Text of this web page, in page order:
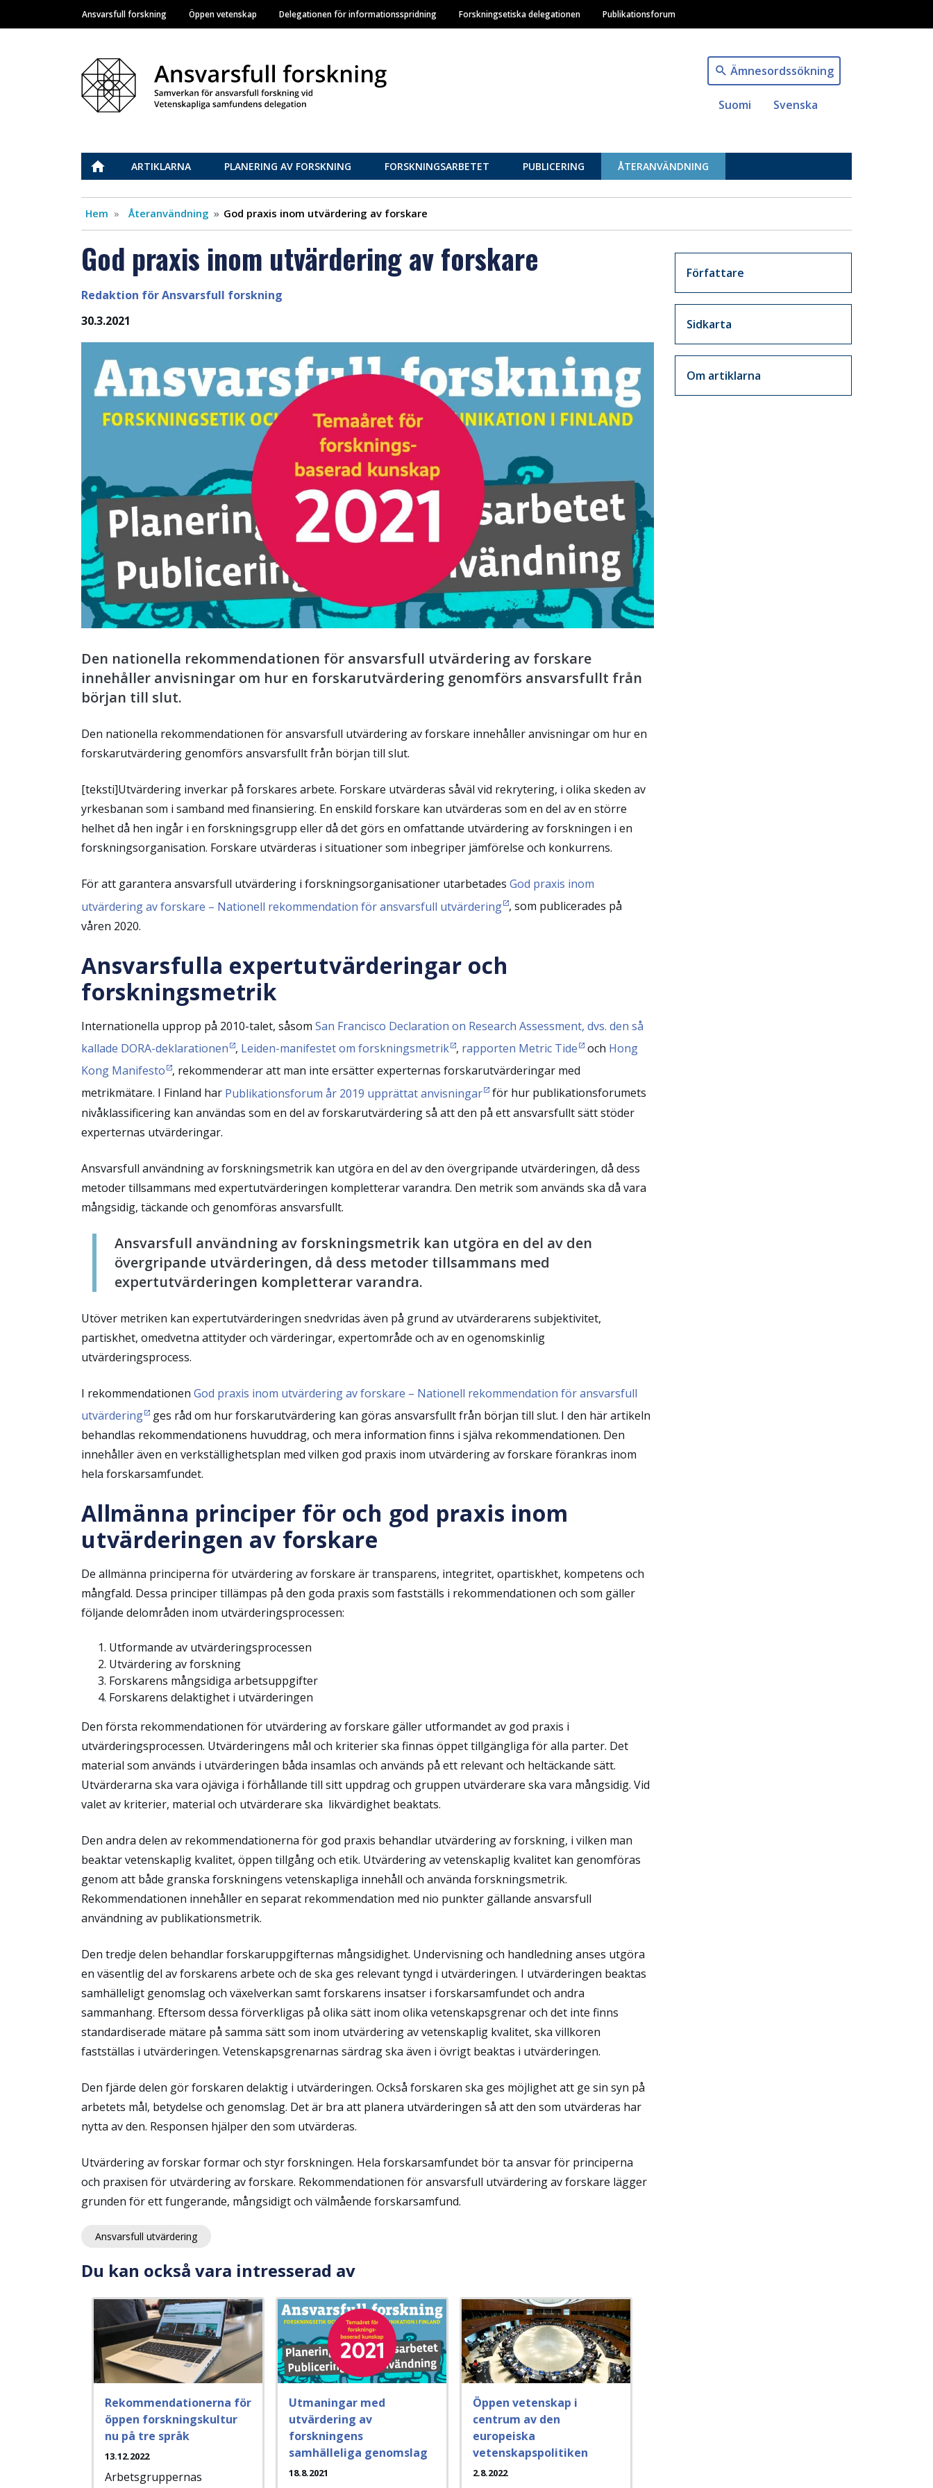
Hoppa
till
Main navigation
Ansvarsfull forskning Öppen vetenskap Delegationen för informationsspridning Forskningsetiska delegationen Publikationsforum
Ämnesordssökning
Suomi Svenska
Vastuullinen tiede
ETUSIVUARTIKLARNA PLANERING AV FORSKNING FORSKNINGSARBETET PUBLICERING ÅTERANVÄNDNING
Hem Återanvändning God praxis inom utvärdering av forskare
God praxis inom utvärdering av forskare
Redaktion för Ansvarsfull forskning
30.3.2021
Den nationella rekommendationen för ansvarsfull utvärdering av forskare
innehåller anvisningar om hur en forskarutvärdering genomförs ansvarsfullt från
början till slut.
Den nationella rekommendationen för ansvarsfull utvärdering av forskare innehåller anvisningar om hur en
forskarutvärdering genomförs ansvarsfullt från början till slut.
[teksti]Utvärdering inverkar på forskares arbete. Forskare utvärderas såväl vid rekrytering, i olika skeden av
yrkesbanan som i samband med finansiering. En enskild forskare kan utvärderas som en del av en större
helhet då hen ingår i en forskningsgrupp eller då det görs en omfattande utvärdering av forskningen i en
forskningsorganisation. Forskare utvärderas i situationer som inbegriper jämförelse och konkurrens.
För att garantera ansvarsfull utvärdering i forskningsorganisationer utarbetades God praxis inom
utvärdering av forskare – Nationell rekommendation för ansvarsfull utvärdering , som publicerades på
våren 2020.
Ansvarsfulla expertutvärderingar och
forskningsmetrik
Internationella upprop på 2010-talet, såsom San Francisco Declaration on Research Assessment, dvs. den så
kallade DORA-deklarationen , Leiden-manifestet om forskningsmetrik , rapporten Metric Tide och Hong
Kong Manifesto , rekommenderar att man inte ersätter experternas forskarutvärderingar med
metrikmätare. I Finland har Publikationsforum år 2019 upprättat anvisningar
för hur publikationsforumets
nivåklassificering kan användas som en del av forskarutvärdering så att den på ett ansvarsfullt sätt stöder
experternas utvärderingar.
Ansvarsfull användning av forskningsmetrik kan utgöra en del av den övergripande utvärderingen, då dess
metoder tillsammans med expertutvärderingen kompletterar varandra. Den metrik som används ska då vara
mångsidig, täckande och genomföras ansvarsfullt.
Ansvarsfull användning av forskningsmetrik kan utgöra en del av den
övergripande utvärderingen, då dess metoder tillsammans med
expertutvärderingen kompletterar varandra.
Utöver metriken kan expertutvärderingen snedvridas även på grund av utvärderarens subjektivitet,
partiskhet, omedvetna attityder och värderingar, expertområde och av en ogenomskinlig
utvärderingsprocess.
I rekommendationen God praxis inom utvärdering av forskare – Nationell rekommendation för ansvarsfull
utvärdering
ges råd om hur forskarutvärdering kan göras ansvarsfullt från början till slut. I den här artikeln
behandlas rekommendationens huvuddrag, och mera information finns i själva rekommendationen. Den
innehåller även en verkställighetsplan med vilken god praxis inom utvärdering av forskare förankras inom
hela forskarsamfundet.
Allmänna principer för och god praxis inom
utvärderingen av forskare
De allmänna principerna för utvärdering av forskare är transparens, integritet, opartiskhet, kompetens och
mångfald. Dessa principer tillämpas på den goda praxis som fastställs i rekommendationen och som gäller
följande delområden inom utvärderingsprocessen:
Utformande av utvärderingsprocessen
Utvärdering av forskning
Forskarens mångsidiga arbetsuppgifter
Forskarens delaktighet i utvärderingen
Den första rekommendationen för utvärdering av forskare gäller utformandet av god praxis i
utvärderingsprocessen. Utvärderingens mål och kriterier ska finnas öppet tillgängliga för alla parter. Det
material som används i utvärderingen båda insamlas och används på ett relevant och heltäckande sätt.
Utvärderarna ska vara ojäviga i förhållande till sitt uppdrag och gruppen utvärderare ska vara mångsidig. Vid
valet av kriterier, material och utvärderare ska likvärdighet beaktats.
Den andra delen av rekommendationerna för god praxis behandlar utvärdering av forskning, i vilken man
beaktar vetenskaplig kvalitet, öppen tillgång och etik. Utvärdering av vetenskaplig kvalitet kan genomföras
genom att både granska forskningens vetenskapliga innehåll och använda forskningsmetrik.
Rekommendationen innehåller en separat rekommendation med nio punkter gällande ansvarsfull
användning av publikationsmetrik.
Den tredje delen behandlar forskaruppgifternas mångsidighet. Undervisning och handledning anses utgöra
en väsentlig del av forskarens arbete och de ska ges relevant tyngd i utvärde­ringen. I utvärderingen beaktas
samhälleligt genomslag och växelverkan samt forskarens insatser i forskarsamfundet och andra
sammanhang. Eftersom dessa förverkligas på olika sätt inom olika vetenskapsgrenar och det inte finns
standardiserade mätare på samma sätt som inom utvärdering av vetenskaplig kvalitet, ska villkoren
fastställas i utvärderingen. Vetenskapsgrenarnas särdrag ska även i övrigt beaktas i utvärderingen.
Den fjärde delen gör forskaren delaktig i utvärderingen. Också forskaren ska ges möjlighet att ge sin syn på
arbetets mål, betydelse och genomslag. Det är bra att planera utvärderingen så att den som utvärderas har
nytta av den. Responsen hjälper den som utvärderas.
Utvärdering av forskar formar och styr forskningen. Hela forskarsamfundet bör ta ansvar för principerna
och praxisen för utvärdering av forskare. Rekommendationen för ansvarsfull utvärdering av forskare lägger
grunden för ett fungerande, mångsidigt och välmående forskarsamfund.
Ansvarsfull utvärdering
Du kan också vara intresserad av
Rekommendationerna för
öppen forskningskultur
nu på tre språk
13.12.2022
Arbetsgruppernas
Utmaningar med
utvärdering av
forskningens
samhälleliga genomslag
18.8.2021
Öppen vetenskap i
centrum av den
europeiska
vetenskapspolitiken
2.8.2022
Författare
Sidkarta
Om artiklarna